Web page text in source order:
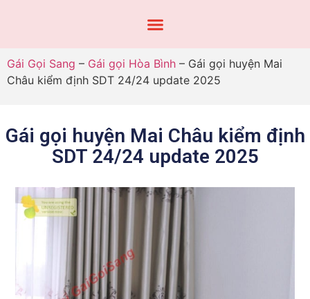
Gái Gọi Sang – Gái gọi Hòa Bình – Gái gọi huyện Mai
Châu kiểm định SDT 24/24 update 2025
Gái gọi huyện Mai Châu kiểm định
SDT 24/24 update 2025